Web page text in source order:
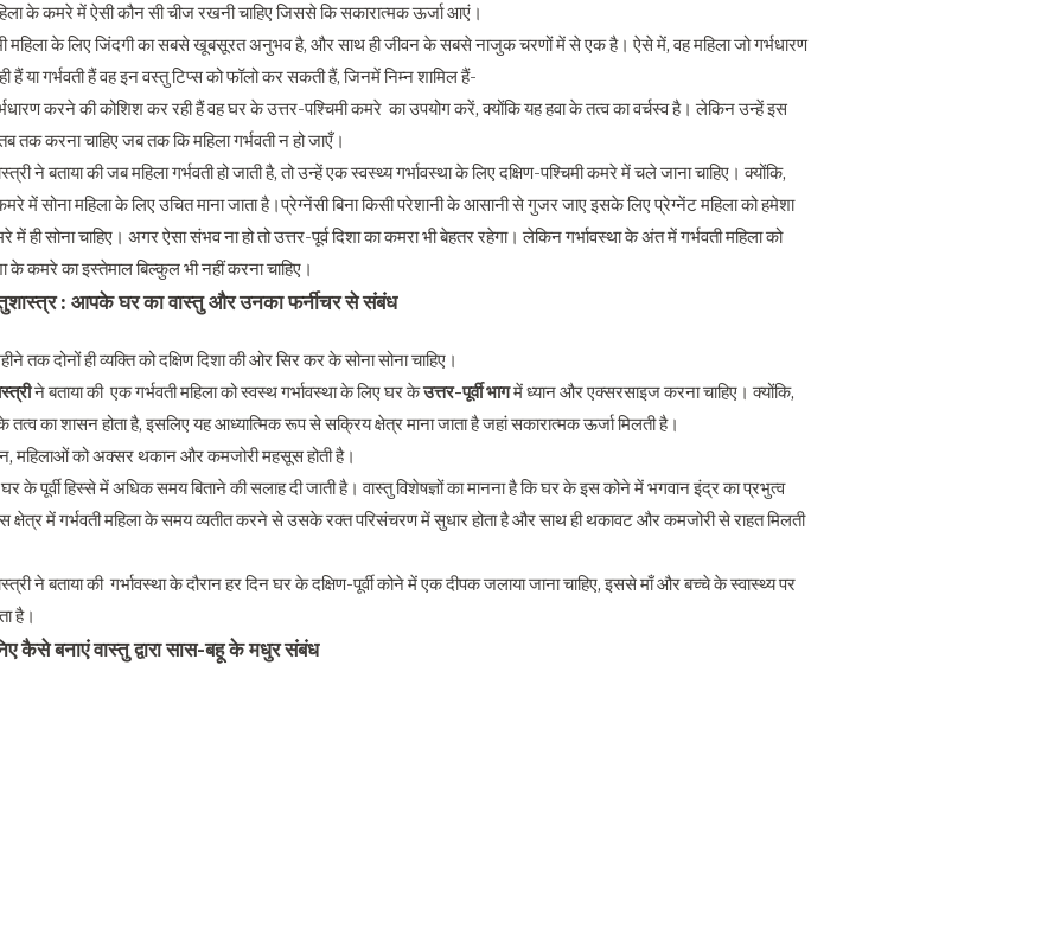
के कमरे में ऐसी कौन सी चीज रखनी चाहिए जिससे कि सकारात्मक ऊर्जा आएं।
भी महिला के लिए जिंदगी का सबसे खूबसूरत अनुभव है, और साथ ही जीवन के सबसे नाजुक चरणों में से एक है। ऐसे में, वह महिला जो गर्भधारण
हैं या गर्भवती हैं वह इन वस्तु टिप्स को फॉलो कर सकती हैं, जिनमें निम्न शामिल हैं-
करने की कोशिश कर रही हैं वह घर के उत्तर-पश्चिमी कमरे का उपयोग करें, क्योंकि यह हवा के तत्व का वर्चस्व है। लेकिन उन्हें इस
तक करना चाहिए जब तक कि महिला गर्भवती न हो जाएँ।
ने बताया की जब महिला गर्भवती हो जाती है, तो उन्हें एक स्वस्थ्य गर्भावस्था के लिए दक्षिण-पश्चिमी कमरे में चले जाना चाहिए। क्योंकि,
में सोना महिला के लिए उचित माना जाता है।प्रेग्नेंसी बिना किसी परेशानी के आसानी से गुजर जाए इसके लिए प्रेग्नेंट महिला को हमेशा
में ही सोना चाहिए। अगर ऐसा संभव ना हो तो उत्तर-पूर्व दिशा का कमरा भी बेहतर रहेगा। लेकिन गर्भावस्‍था के अंत में गर्भवती महिला को
के कमरे का इस्तेमाल बिल्कुल भी नहीं करना चाहिए।
: आपके घर का वास्तु और उनका फर्नीचर से संबंध
तक दोनों ही व्यक्ति को दक्षिण दिशा की ओर सिर कर के सोना सोना चाहिए।
ने बताया की एक गर्भवती महिला को स्वस्थ गर्भावस्था के लिए घर केउत्तर-पूर्वी भागमें ध्यान और एक्सरसाइज करना चाहिए। क्योंकि,
तत्व का शासन होता है, इसलिए यह आध्यात्मिक रूप से सक्रिय क्षेत्र माना जाता है जहां सकारात्मक ऊर्जा मिलती है।
महिलाओं को अक्सर थकान और कमजोरी महसूस होती है।
के पूर्वी हिस्से में अधिक समय बिताने की सलाह दी जाती है। वास्तु विशेषज्ञों का मानना ​​है कि घर के इस कोने में भगवान इंद्र का प्रभुत्व
क्षेत्र में गर्भवती महिला के समय व्यतीत करने से उसके रक्त परिसंचरण में सुधार होता है और साथ ही थकावट और कमजोरी से राहत मिलती
ने बताया की गर्भावस्था के दौरान हर दिन घर के दक्षिण-पूर्वी कोने में एक दीपक जलाया जाना चाहिए, इससे माँ और बच्चे के स्वास्थ्य पर
है।
कैसे बनाएं वास्तु द्वारा सास-बहू के मधुर संबंध